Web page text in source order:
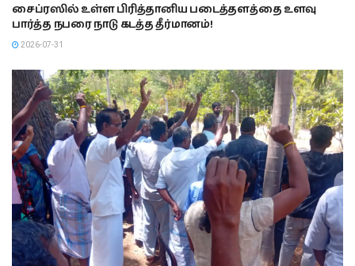
சைப்ரஸில் உள்ள பிரித்தானிய படைத்தளத்தை உளவு
பார்த்த நபரை நாடு கடத்த தீர்மானம்!
2026-07-31